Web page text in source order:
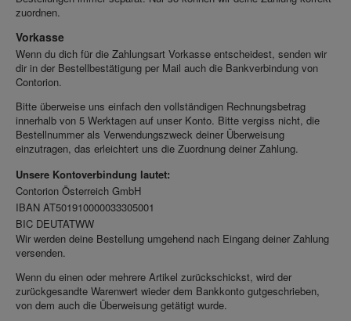
zuordnen.
Vorkasse
Wenn du dich für die Zahlungsart Vorkasse entscheidest, senden wir
dir in der Bestellbestätigung per Mail auch die Bankverbindung von
Contorion.
Bitte überweise uns einfach den vollständigen Rechnungsbetrag
innerhalb von 5 Werktagen auf unser Konto. Bitte vergiss nicht, die
Bestellnummer als Verwendungszweck deiner Überweisung
einzutragen, das erleichtert uns die Zuordnung deiner Zahlung.
Unsere Kontoverbindung lautet:
Contorion Österreich GmbH
IBAN AT501910000033305001
BIC DEUTATWW
Wir werden deine Bestellung umgehend nach Eingang deiner Zahlung
versenden.
Wenn du einen oder mehrere Artikel zurückschickst, wird der
zurückgesandte Warenwert wieder dem Bankkonto gutgeschrieben,
von dem auch die Überweisung getätigt wurde.